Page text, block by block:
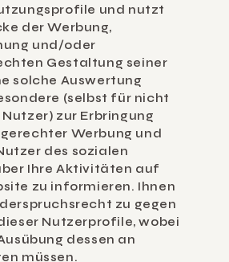
und nutzt
der Werbung,
und/oder
Gestaltung seiner
solche Auswertung
(selbst für nicht
zur Erbringung
Werbung und
des sozialen
Ihre Aktivitäten auf
zu informieren. Ihnen
zu gegen
Nutzerprofile, wobei
dessen an
müssen.